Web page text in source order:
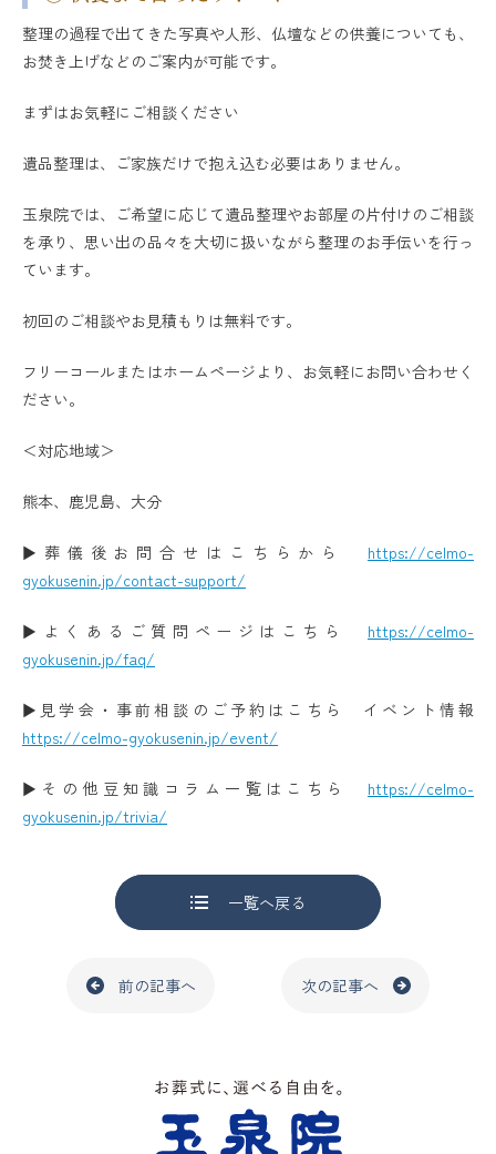
整理の過程で出てきた写真や人形、仏壇などの供養についても、
お焚き上げなどのご案内が可能です。
まずはお気軽にご相談ください
遺品整理は、ご家族だけで抱え込む必要はありません。
玉泉院では、ご希望に応じて遺品整理やお部屋の片付けのご相談
を承り、思い出の品々を大切に扱いながら整理のお手伝いを行っ
ています。
初回のご相談やお見積もりは無料です。
フリーコールまたはホームページより、お気軽にお問い合わせく
ださい。
＜対応地域＞
熊本、鹿児島、大分
▶葬儀後お問合せはこちらから https://celmo-
gyokusenin.jp/contact-support/
▶よくあるご質問ページはこちら https://celmo-
gyokusenin.jp/faq/
▶見学会・事前相談のご予約はこちら イベント情報
https://celmo-gyokusenin.jp/event/
▶その他豆知識コラム一覧はこちら https://celmo-
gyokusenin.jp/trivia/
一覧へ戻る
前の記事へ 次の記事へ